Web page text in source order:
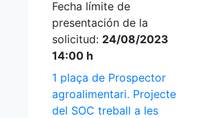
Fecha límite de
presentación de la
solicitud: 24/08/2023
14:00 h
1 plaça de Prospector
agroalimentari. Projecte
del SOC treball a les